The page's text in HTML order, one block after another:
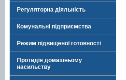
Регуляторна діяльність
Комунальні підприємства
Режим підвищеної готовності
Протидія домашньому
насильству